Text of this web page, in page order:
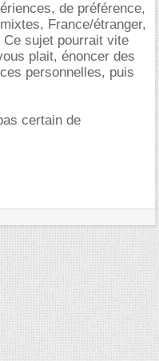
de préférence,
France/étranger,
sujet pourrait vite
plait, énoncer des
personnelles, puis
certain de